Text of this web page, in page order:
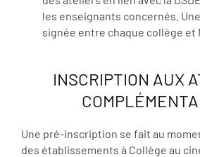
les enseignants concernés.
signée entre chaque collège et
INSCRIPTION AUX
Une pré-inscription se fait au
des établissements à Collège au